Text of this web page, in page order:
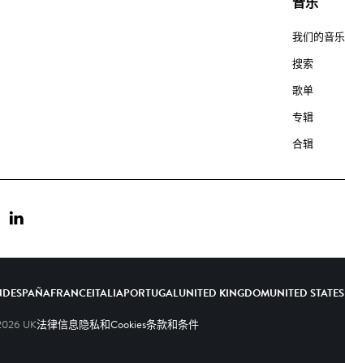
我们的音乐
搜索
歌单
专辑
合辑
LinkedIn
ESPAÑAFRANCEITALIAPORTUGALUNITED KINGDOMUNITED STATES
UK法律信息隐私和Cookies条款和条件